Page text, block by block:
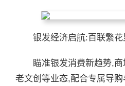
银发经济启航:百联繁
瞄准银发消费新趋势,
老文创等业态,配合专属导